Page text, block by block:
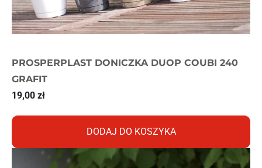
PROSPERPLAST DONICZKA DUOP COUBI 240
GRAFIT
19,00 zł
DODAJ DO KOSZYKA